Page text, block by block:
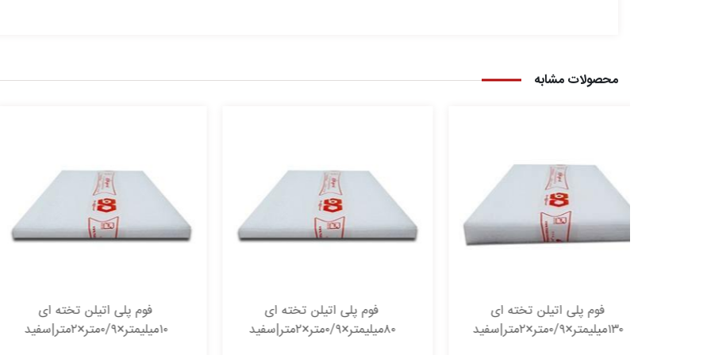
محصولات مشابه
فوم پلی اتیلن تخته ای
۸۰میلیمتر×۰/۹متر×۲متر|سفید
فوم پلی اتیلن تخته ای
۱۰میلیمتر×۰/۹متر×۲متر|سفید
فوم پلی اتیلن تخته
۱۰۰میلیمتر×۰/۹متر×۱/۹متر|سفید